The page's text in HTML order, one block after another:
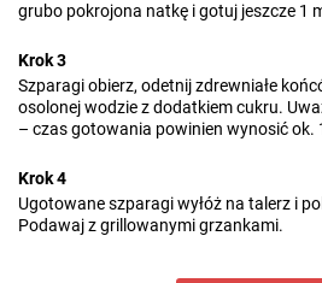
grubo pokrojona natkę i gotuj jeszcze 1
Krok 3
Szparagi obierz, odetnij zdrewniałe
osolonej wodzie z dodatkiem cukru.
– czas gotowania powinien wynosić ok.
Krok 4
Ugotowane szparagi wyłóż na talerz i
Podawaj z grillowanymi grzankami.